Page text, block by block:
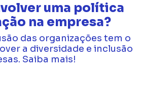
uma política
na empresa?
das organizações tem o
a diversidade e inclusão
Saiba mais!